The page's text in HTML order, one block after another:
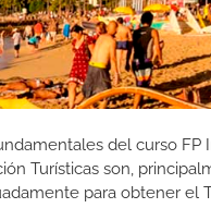
del curso FP
Turísticas son,
para obtener el